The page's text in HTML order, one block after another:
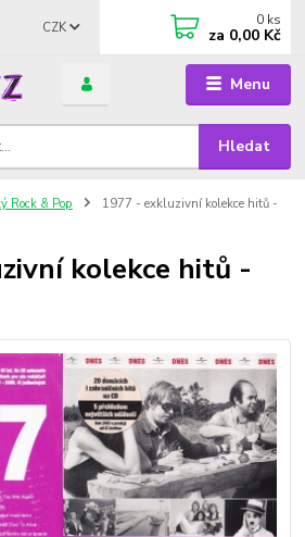
Menu
CZK
Hledat
0 ks
za 0,00 Kč
Rock & Pop
1977 - exkluzivní kolekce hitů -
kolekce hitů -